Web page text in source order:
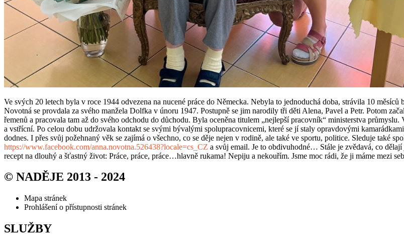
Ve svých 20 letech byla v roce 1944 odvezena na nucené práce do Německa. Nebyla to jednoduchá doba, strávila 10
Novotná se provdala za svého manžela Dolfka v únoru 1947. Postupně se jim narodily tři děti Alena, Pavel a Petr. Potom
řemenů a pracovala tam až do svého odchodu do důchodu. Byla oceněna titulem „nejlepší pracovník“ ministerstva
a vstřícní. Po celou dobu udržovala kontakt se svými bývalými spolupracovnicemi, které se jí staly opravdovými
dodnes. I přes svůj požehnaný věk se zajímá o všechno, co se děje nejen v rodině, ale také ve sportu, politice. Sleduje také
https://www.facebook.com/anna.novotna.526438?locale=cs_CZ a svůj email. Je to obdivuhodné… Stále je zvědavá, co
recept na dlouhý a šťastný život: Práce, práce, práce…hlavně rukama! Nepiju a nekouřím. Jsme moc rádi, že ji máme mezi
© NADĚJE 2013 - 2024
Mapa stránek
Prohlášení o přístupnosti stránek
SLUŽBY